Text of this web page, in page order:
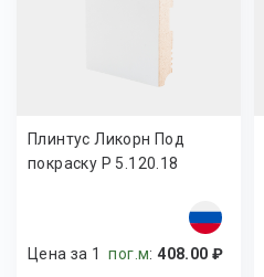
Плинтус Ликорн Под
покраску Р 5.120.18
Цена за 1пог.м:408.00 ₽